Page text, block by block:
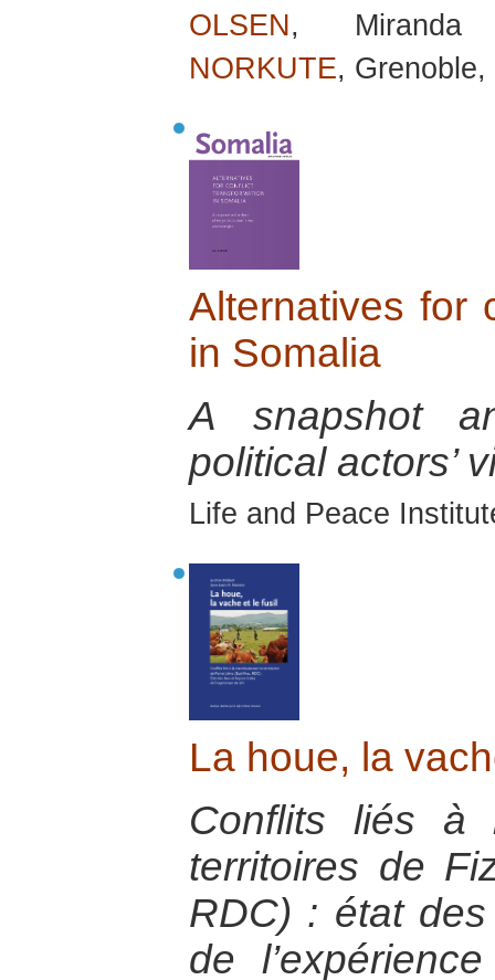
OLSEN, Miranda
NORKUTE,
Alternatives for
in Somalia
A snapshot
political actors’
Life and Peace
La houe, la
Conflits liés à
territoires de
RDC) : état
de